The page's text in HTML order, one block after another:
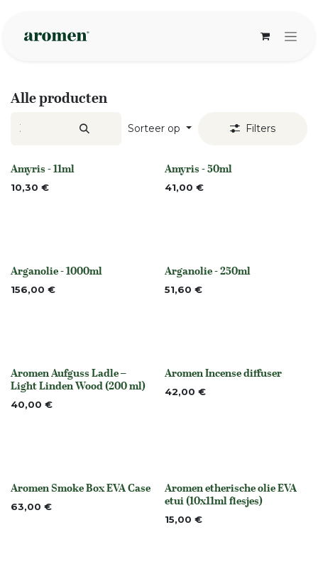
Alle producten
Sorteer op Filters
None
Amyris - 11ml
10,30 € None
Amyris - 50ml
41,00 €
None
Arganolie - 1000ml
156,00 € None
Arganolie - 250ml
51,60 €
Niet op voorraad
Aromen Aufguss Ladle –
Light Linden Wood (200 ml)
40,00 €
None
Aromen Incense diffuser
42,00 €
None
Aromen Smoke Box EVA Case
63,00 € None
Aromen etherische olie EVA
etui (10x11ml flesjes)
15,00 €